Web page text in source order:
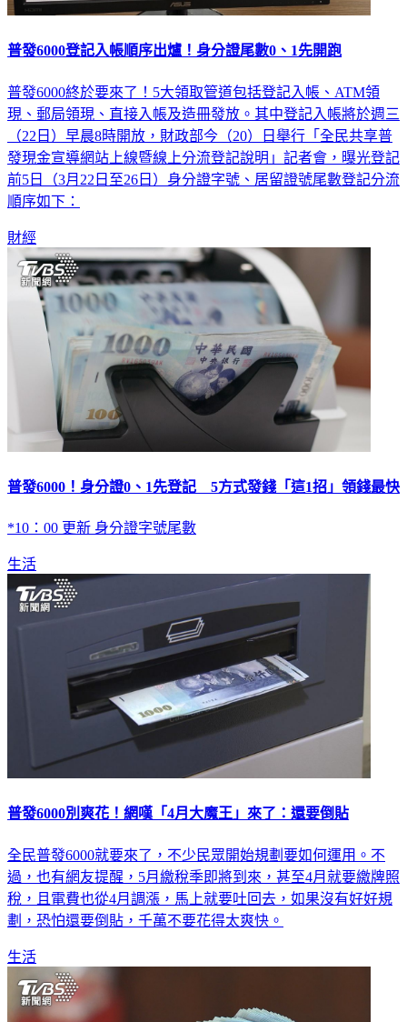
普發6000登記入帳順序出爐！身分證尾數0、1先開跑
普發6000終於要來了！5大領取管道包括登記入帳、ATM領
現、郵局領現、直接入帳及造冊發放。其中登記入帳將於週三
（22日）早晨8時開放，財政部今（20）日舉行「全民共享普
發現金宣導網站上線暨線上分流登記說明」記者會，曝光登記
前5日（3月22日至26日）身分證字號、居留證號尾數登記分流
順序如下：
財經
普發6000！身分證0、1先登記 5方式發錢「這1招」領錢最快
*10：00 更新 身分證字號尾數
生活
普發6000別爽花！網嘆「4月大魔王」來了：還要倒貼
全民普發6000就要來了，不少民眾開始規劃要如何運用。不
過，也有網友提醒，5月繳稅季即將到來，甚至4月就要繳牌照
稅，且電費也從4月調漲，馬上就要吐回去，如果沒有好好規
劃，恐怕還要倒貼，千萬不要花得太爽快。
生活